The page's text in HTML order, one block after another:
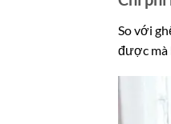
So với
được mà